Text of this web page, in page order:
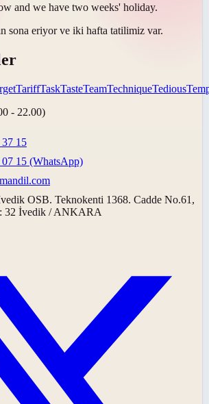
and we have two weeks' holiday.
sona eriyor ve iki hafta tatilimiz var.
TariffTaskTasteTeamTechniqueTedious
- 22.00)
15
15 (WhatsApp)
OSB. Teknokenti 1368. Cadde No.61,
32 İvedik / ANKARA